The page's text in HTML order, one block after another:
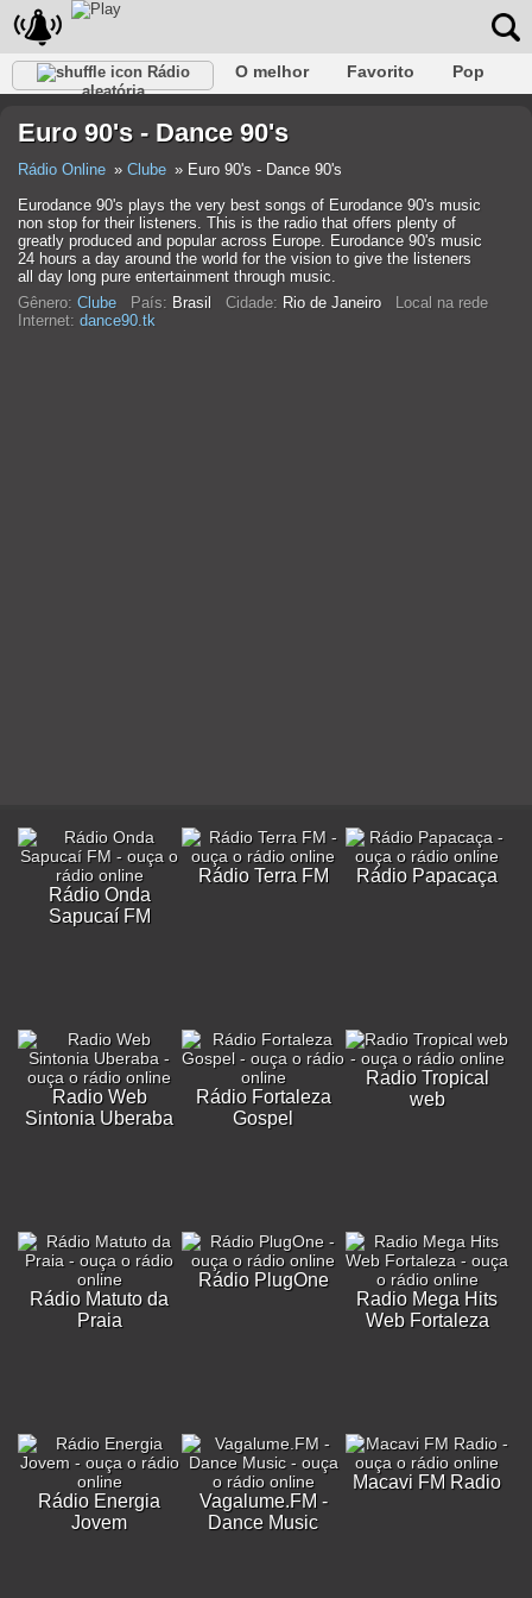
Rádio
aleatória
O melhor Favorito
Pop
Rap
Falk Jazz Bebê
Euro 90's - Dance 90's
Rádio Online Clube
Euro 90's - Dance 90's
Eurodance 90's plays the very best songs of Eurodance 90's music
non stop for their listeners. This is the radio that offers plenty of
greatly produced and popular across Europe. Eurodance 90's music
24 hours a day around the world for the vision to give the listeners
all day long pure entertainment through music.
Gênero: Clube País: Brasil Cidade: Rio de Janeiro
Local na rede
Internet: dance90.tk
Rádio Onda
Sapucaí FM
Rádio Terra FM Rádio Papacaça
Radio Web
Sintonia Uberaba
Rádio Fortaleza
Gospel
Radio Tropical
web
Rádio Matuto da
Praia
Rádio PlugOne
Radio Mega Hits
Web Fortaleza
Rádio Energia
Jovem
Vagalume.FM -
Dance Music
Macavi FM Radio